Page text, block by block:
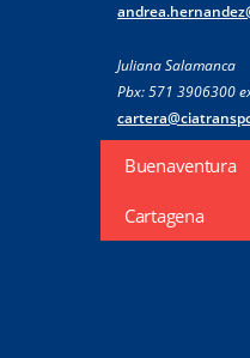
Juliana Salamanca
Pbx: 571 3906300
Buenaventura
Cartagena